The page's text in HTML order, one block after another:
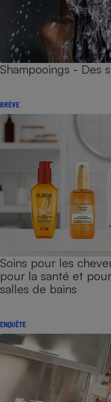
Shampooings - Des
BRÈVE
Soins pour les
pour la santé et
salles de bains
ENQUÊTE